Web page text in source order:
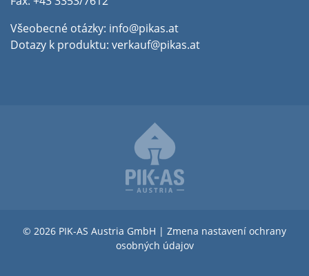
Všeobecné otázky: info@pikas.at
Dotazy k produktu: verkauf@pikas.at
© 2026 PIK-AS Austria GmbH | Zmena nastavení ochrany
osobných údajov